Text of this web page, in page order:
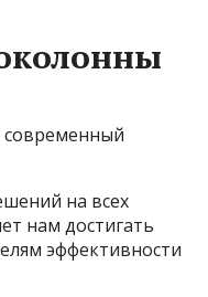
на всех
нам достигать
эффективности